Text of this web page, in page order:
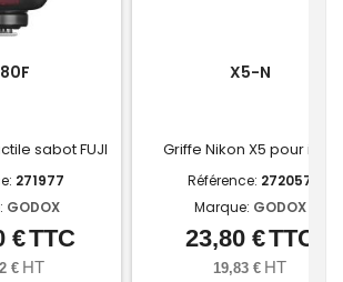
sabot FUJI
271977
GODOX
Prix
€TTC
€ HT
X5-N
Griffe Nikon X5 pour iT32
Référence: 272057
Marque: GODOX
Prix
23,80 €TTC
19,83 € HT